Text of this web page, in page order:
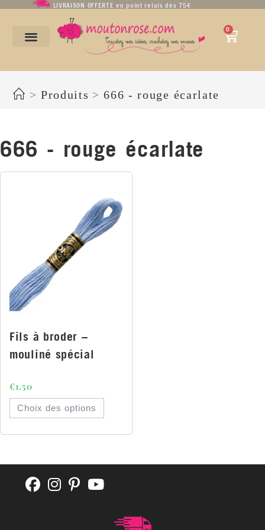
LIVRAISON OFFERTE en point relais dès 75€
0
> Produits > 666 - rouge écarlate
666 - rouge écarlate
Fils à broder –
mouliné spécial
€1.50
Choix des options